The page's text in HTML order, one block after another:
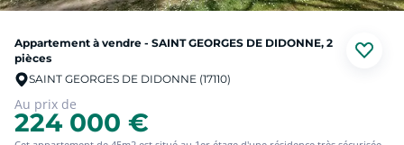
Appartement à vendre - SAINT GEORGES DE DIDONNE, 2
pièces
SAINT GEORGES DE DIDONNE (17110)
Au prix de
224 000 €